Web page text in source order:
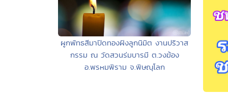
ผูกพัทธสีมาปิดทองฝังลูกนิมิต งานปริวาส
กรรม ณ วัดสวนร่มบารมี ต.วงฆ้อง
อ.พรหมพิราม จ.พิษณุโลก